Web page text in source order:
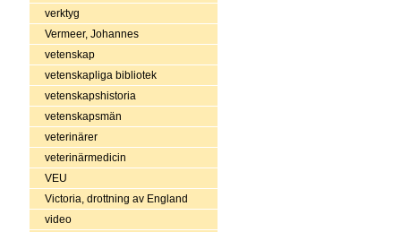
verktyg
Vermeer, Johannes
vetenskap
vetenskapliga bibliotek
vetenskapshistoria
vetenskapsmän
veterinärer
veterinärmedicin
VEU
Victoria, drottning av England
video